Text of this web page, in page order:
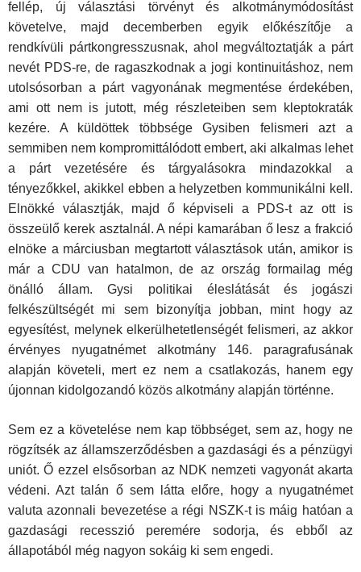
fellép, új választási törvényt és alkotmánymódosítást
követelve, majd decemberben egyik előkészítője a
rendkívüli pártkongresszusnak, ahol megváltoztatják a párt
nevét PDS-re, de ragaszkodnak a jogi kontinuitáshoz, nem
utolsósorban a párt vagyonának megmentése érdekében,
ami ott nem is jutott, még részleteiben sem kleptokraták
kezére. A küldöttek többsége Gysiben felismeri azt a
semmiben nem kompromittálódott embert, aki alkalmas lehet
a párt vezetésére és tárgyalásokra mindazokkal a
tényezőkkel, akikkel ebben a helyzetben kommunikálni kell.
Elnökké választják, majd ő képviseli a PDS-t az ott is
összeülő kerek asztalnál. A népi kamarában ő lesz a frakció
elnöke a márciusban megtartott választások után, amikor is
már a CDU van hatalmon, de az ország formailag még
önálló állam. Gysi politikai éleslátását és jogászi
felkészültségét mi sem bizonyítja jobban, mint hogy az
egyesítést, melynek elkerülhetetlenségét felismeri, az akkor
érvényes nyugatnémet alkotmány 146. paragrafusának
alapján követeli, mert ez nem a csatlakozás, hanem egy
újonnan kidolgozandó közös alkotmány alapján történne.
Sem ez a követelése nem kap többséget, sem az, hogy ne
rögzítsék az államszerződésben a gazdasági és a pénzügyi
uniót. Ő ezzel elsősorban az NDK nemzeti vagyonát akarta
védeni. Azt talán ő sem látta előre, hogy a nyugatnémet
valuta azonnali bevezetése a régi NSZK-t is máig hatóan a
gazdasági recesszió peremére sodorja, és ebből az
állapotából még nagyon sokáig ki sem engedi.